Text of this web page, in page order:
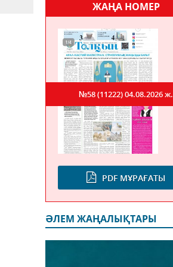
ЖАҢА НОМЕР
PDF МҰРАҒАТЫ
№58 (11222)04.08.2026 ж.
ӘЛЕМ ЖАҢАЛЫҚТАРЫ